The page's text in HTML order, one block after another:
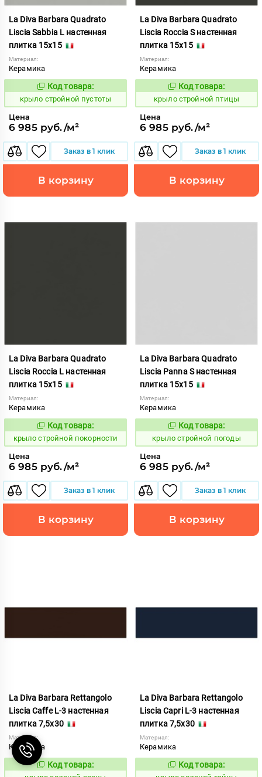
La Diva Barbara Quadrato
Liscia Sabbia L настенная
плитка 15x15
Материал:
Керамика
839324
Код товара:
крыло стройной пустоты
Цена
6 985 руб./м²
Заказ в 1 клик
В корзину
La Diva Barbara Quadrato
Liscia Roccia S настенная
плитка 15x15
Материал:
Керамика
839323
Код товара:
крыло стройной птицы
Цена
6 985 руб./м²
Заказ в 1 клик
В корзину
La Diva Barbara Quadrato
Liscia Roccia L настенная
плитка 15x15
Материал:
Керамика
839322
Код товара:
крыло стройной покорности
Цена
6 985 руб./м²
Заказ в 1 клик
В корзину
La Diva Barbara Quadrato
Liscia Panna S настенная
плитка 15x15
Материал:
Керамика
839321
Код товара:
крыло стройной погоды
Цена
6 985 руб./м²
Заказ в 1 клик
В корзину
La Diva Barbara Rettangolo
Liscia Caffe L-3 настенная
плитка 7,5x30
Материал:
Керамика
839847
Код товара:
La Diva Barbara Rettangolo
Liscia Capri L-3 настенная
плитка 7,5x30
Материал:
Керамика
839851
Код товара: